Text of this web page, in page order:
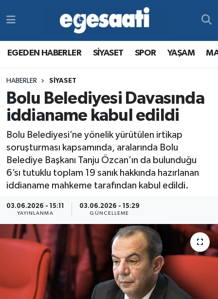
EGEDEN HABERLER SİYASET SPOR YAŞAM
HABERLER SİYASET
Bolu Belediyesi Davasında
iddianame kabul edildi
Bolu Belediyesi’ne yönelik yürütülen irtikap
soruşturması kapsamında, aralarında Bolu
Belediye Başkanı Tanju Özcan’ın da bulunduğu
6’sı tutuklu toplam 19 sanık hakkında hazırlanan
iddianame mahkeme tarafından kabul edildi.
03.06.2026 - 15:11
YAYINLANMA
03.06.2026 - 15:29
GÜNCELLEME
MAGAZİN
RESMİ REKLAMLAR
YAŞAM
MAGAZİN
RESMİ REKLAMLAR
Egemax TV
Tüm Manşetler
Son Dakika Haberleri
Haber Arşivi